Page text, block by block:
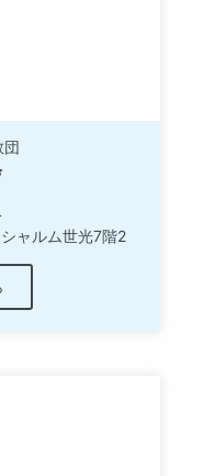
団
ャルム世光7階2